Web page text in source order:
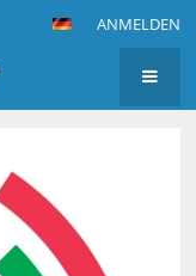
ANMELDEN